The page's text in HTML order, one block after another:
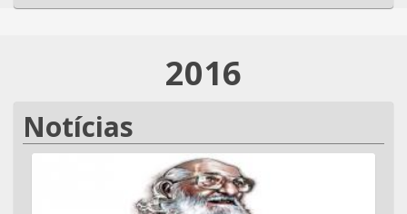
2016
Notícias